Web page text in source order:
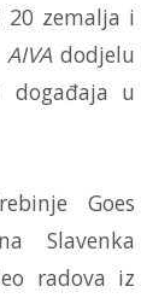
20 zemalja i
AIVAdodjelu
događaja u
Goes
Slavenka
radova iz